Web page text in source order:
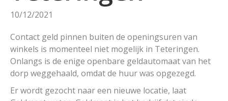
10/12/2021
Contact geld pinnen buiten de openingsuren van
winkels is momenteel niet mogelijk in Teteringen.
Onlangs is de enige openbare geldautomaat van het
dorp weggehaald, omdat de huur was opgezegd.
Er wordt gezocht naar een nieuwe locatie, laat